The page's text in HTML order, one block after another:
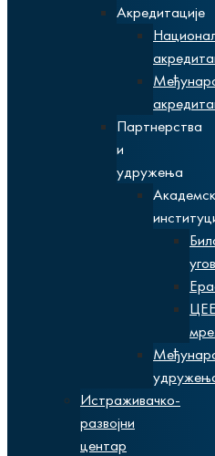
Акредитације
Партнерства
и
удружења
Истраживачко-
развојни
центар